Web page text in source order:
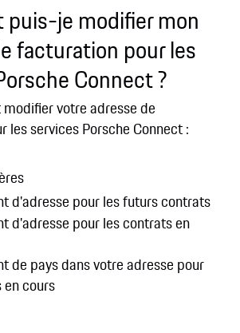
puis-je modifier mon
facturation pour les
Connect ?
votre adresse de
les services Porsche Connect :
d'adresse pour les futurs contrats
d'adresse pour les contrats en
de pays dans votre adresse pour
cours